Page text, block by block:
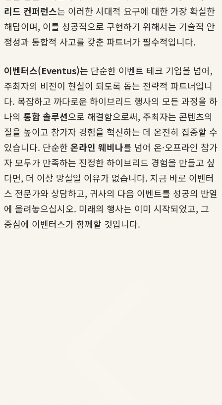
리드 컨퍼런스는 이러한 시대적 요구에 대한 가장 확실한
해답이며, 이를 성공적으로 구현하기 위해서는 기술적 안
정성과 통합적 사고를 갖춘 파트너가 필수적입니다.
이벤터스(Eventus)는 단순한 이벤트 테크 기업을 넘어,
주최자의 비전이 현실이 되도록 돕는 전략적 파트너입니
다. 복잡하고 까다로운 하이브리드 행사의 모든 과정을 하
나의 통합 솔루션으로 해결함으로써, 주최자는 콘텐츠의
질을 높이고 참가자 경험을 혁신하는 데 온전히 집중할 수
있습니다. 단순한 온라인 웨비나를 넘어 온·오프라인 참가
자 모두가 만족하는 진정한 하이브리드 경험을 만들고 싶
다면, 더 이상 망설일 이유가 없습니다. 지금 바로 이벤터
스 전문가와 상담하고, 귀사의 다음 이벤트를 성공의 반열
에 올려놓으십시오. 미래의 행사는 이미 시작되었고, 그
중심에 이벤터스가 함께할 것입니다.